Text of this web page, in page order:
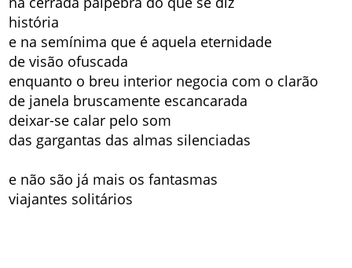
história
e na semínima que é aquela eternidade
de visão ofuscada
enquanto o breu interior negocia com o clarão
de janela bruscamente escancarada
deixar-se calar pelo som
das gargantas das almas silenciadas
e não são já mais os fantasmas
viajantes solitários